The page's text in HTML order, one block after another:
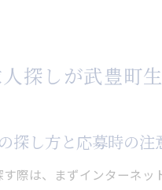
探しが武豊町
探し方と応募時の注
際は、まずインターネッ